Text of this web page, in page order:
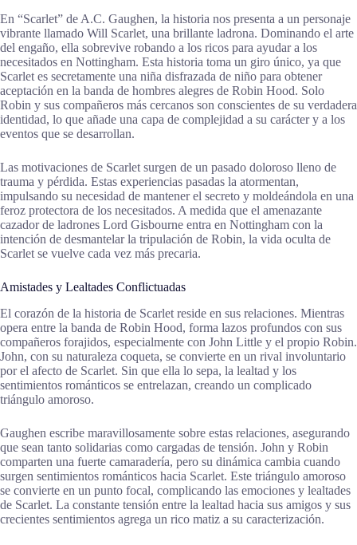
En “Scarlet” de A.C. Gaughen, la historia nos presenta a un personaje
vibrante llamado Will Scarlet, una brillante ladrona. Dominando el arte
del engaño, ella sobrevive robando a los ricos para ayudar a los
necesitados en Nottingham. Esta historia toma un giro único, ya que
Scarlet es secretamente una niña disfrazada de niño para obtener
aceptación en la banda de hombres alegres de Robin Hood. Solo
Robin y sus compañeros más cercanos son conscientes de su verdadera
identidad, lo que añade una capa de complejidad a su carácter y a los
eventos que se desarrollan.
Las motivaciones de Scarlet surgen de un pasado doloroso lleno de
trauma y pérdida. Estas experiencias pasadas la atormentan,
impulsando su necesidad de mantener el secreto y moldeándola en una
feroz protectora de los necesitados. A medida que el amenazante
cazador de ladrones Lord Gisbourne entra en Nottingham con la
intención de desmantelar la tripulación de Robin, la vida oculta de
Scarlet se vuelve cada vez más precaria.
Amistades y Lealtades Conflictuadas
El corazón de la historia de Scarlet reside en sus relaciones. Mientras
opera entre la banda de Robin Hood, forma lazos profundos con sus
compañeros forajidos, especialmente con John Little y el propio Robin.
John, con su naturaleza coqueta, se convierte en un rival involuntario
por el afecto de Scarlet. Sin que ella lo sepa, la lealtad y los
sentimientos románticos se entrelazan, creando un complicado
triángulo amoroso.
Gaughen escribe maravillosamente sobre estas relaciones, asegurando
que sean tanto solidarias como cargadas de tensión. John y Robin
comparten una fuerte camaradería, pero su dinámica cambia cuando
surgen sentimientos románticos hacia Scarlet. Este triángulo amoroso
se convierte en un punto focal, complicando las emociones y lealtades
de Scarlet. La constante tensión entre la lealtad hacia sus amigos y sus
crecientes sentimientos agrega un rico matiz a su caracterización.